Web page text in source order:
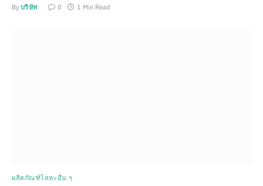
By บริษัท 0 1 Min Read
ผลิตภัณฑ์โลหะอื่น ๆ